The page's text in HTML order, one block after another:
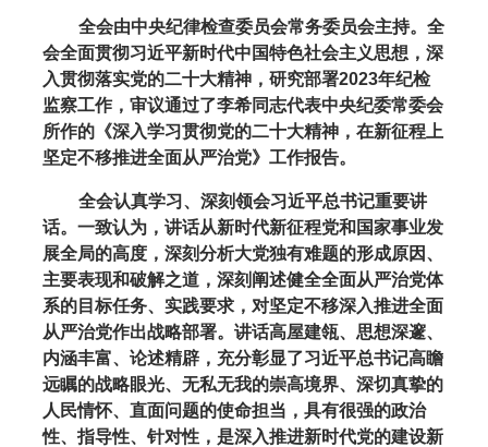
全会由中央纪律检查委员会常务委员会主持。全
会全面贯彻习近平新时代中国特色社会主义思想，深
入贯彻落实党的二十大精神，研究部署2023年纪检
监察工作，审议通过了李希同志代表中央纪委常委会
所作的《深入学习贯彻党的二十大精神，在新征程上
坚定不移推进全面从严治党》工作报告。
全会认真学习、深刻领会习近平总书记重要讲
话。一致认为，讲话从新时代新征程党和国家事业发
展全局的高度，深刻分析大党独有难题的形成原因、
主要表现和破解之道，深刻阐述健全全面从严治党体
系的目标任务、实践要求，对坚定不移深入推进全面
从严治党作出战略部署。讲话高屋建瓴、思想深邃、
内涵丰富、论述精辟，充分彰显了习近平总书记高瞻
远瞩的战略眼光、无私无我的崇高境界、深切真挚的
人民情怀、直面问题的使命担当，具有很强的政治
性、指导性、针对性，是深入推进新时代党的建设新